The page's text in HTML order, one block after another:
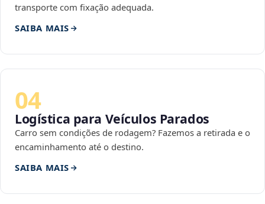
transporte com fixação adequada.
SAIBA MAIS
04
Logística para Veículos Parados
Carro sem condições de rodagem? Fazemos a retirada e o
encaminhamento até o destino.
SAIBA MAIS